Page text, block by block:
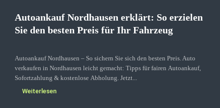
Autoankauf Nordhausen erklärt: So erzielen
Sie den besten Preis für Ihr Fahrzeug
Autoankauf Nordhausen – So sichern Sie sich den besten Preis. Auto
verkaufen in Nordhausen leicht gemacht: Tipps für fairen Autoankauf,
Sofortzahlung & kostenlose Abholung. Jetzt...
Weiterlesen